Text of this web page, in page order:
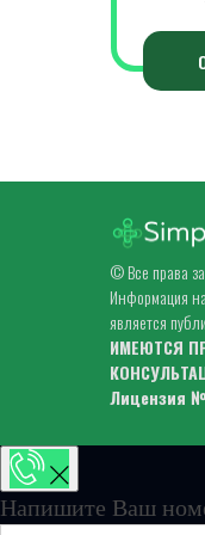
© Все права
Информация
является
ИМЕЮТСЯ
Лицензия
Напишите Ваш